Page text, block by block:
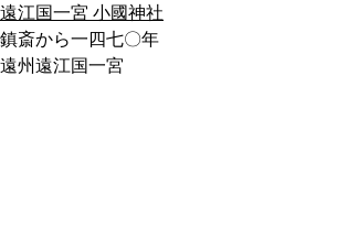
遠江国一宮 小國神社
鎮斎から一四七〇年
遠州遠江国一宮